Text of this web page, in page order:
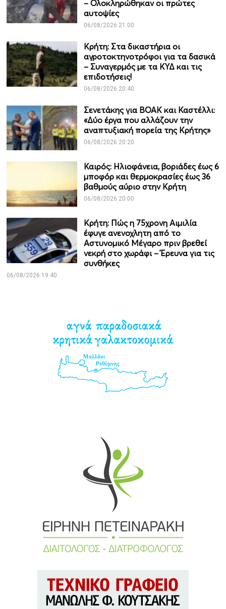
– Ολοκληρώθηκαν οι πρώτες
αυτοψίες
06/08/2026 21:00
Κρήτη: Στα δικαστήρια οι
αγροτοκτηνοτρόφοι για τα δασικά
– Συναγερμός με τα ΚΥΔ και τις
επιδοτήσεις!
06/08/2026 20:40
Σενετάκης για ΒΟΑΚ και Καστέλλι:
«Δύο έργα που αλλάζουν την
αναπτυξιακή πορεία της Κρήτης»
06/08/2026 20:20
Καιρός: Ηλιοφάνεια, βοριάδες έως 6
μποφόρ και θερμοκρασίες έως 36
βαθμούς αύριο στην Κρήτη
06/08/2026 20:00
Κρήτη: Πώς η 75χρονη Αιμιλία
έφυγε ανενοχλητη από το
Αστυνομικό Μέγαρο πριν βρεθεί
νεκρή στο χωράφι – Έρευνα για τις
συνθήκες
06/08/2026 19:40